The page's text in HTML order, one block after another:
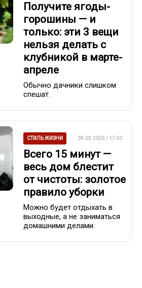
Получите ягоды-
горошины — и
только: эти 3 вещи
нельзя делать с
клубникой в марте-
апреле
Обычно дачники слишком
спешат.
СТИЛЬ ЖИЗНИ 28.03.2025 / 17:30
Всего 15 минут —
весь дом блестит
от чистоты: золотое
правило уборки
Можно будет отдыхать в
выходные, а не заниматься
домашними делами.